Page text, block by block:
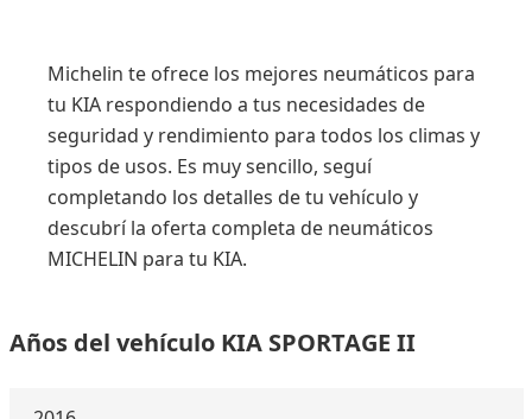
Michelin te ofrece los mejores neumáticos para
tu KIA respondiendo a tus necesidades de
seguridad y rendimiento para todos los climas y
tipos de usos. Es muy sencillo, seguí
completando los detalles de tu vehículo y
descubrí la oferta completa de neumáticos
MICHELIN para tu KIA.
Años del vehículo KIA SPORTAGE II